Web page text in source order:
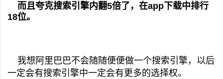
而且夸克搜索引擎内翻5倍了，在app下载中排行
18位。
我想阿里巴巴不会随随便便做一个搜索引擎，以后
一定会有搜索引擎中一定会有更多的选择权。